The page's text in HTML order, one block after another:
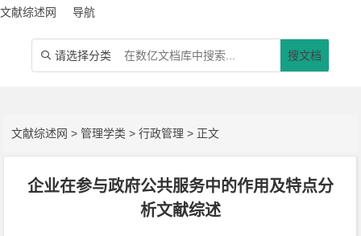
文献综述网 导航
 请选择分类 搜文档
文献综述网 >管理学类 >行政管理 > 正文
企业在参与政府公共服务中的作用及特点分
析文献综述